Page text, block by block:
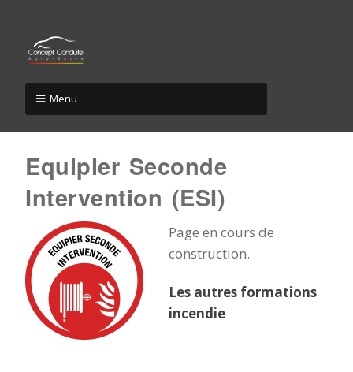
Menu
Equipier Seconde
Intervention (ESI)
Page en cours de
construction.
Les autres formations
incendie